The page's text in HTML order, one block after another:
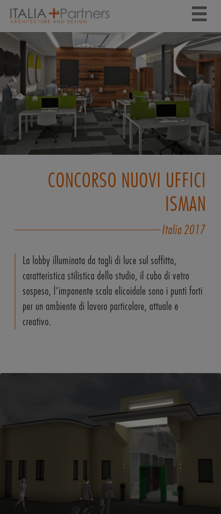
CONCORSO NUOVI UFFICI
ISMAN
Italia 2017
La lobby illuminata da tagli di luce sul soffitto,
caratteristica stilistica dello studio, il cubo di vetro
sospeso, l’imponente scala elicoidale sono i punti forti
per un ambiente di lavoro particolare, attuale e
creativo.